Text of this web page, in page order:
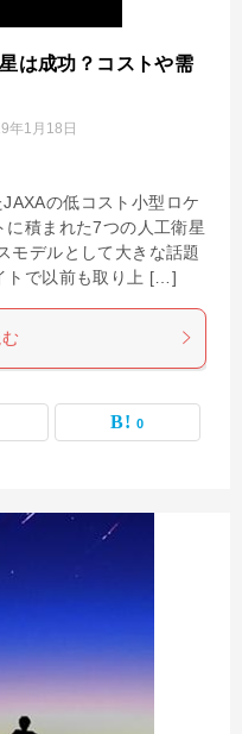
は成功？コストや需
年1月18日
の低コスト小型ロケ
に積まれた7つの人工衛星
モデルとして大きな話題
トで以前も取り上 […]
0